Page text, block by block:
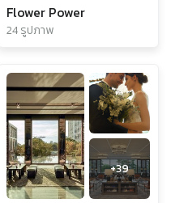
Flower Power
24 รูปภาพ
+39